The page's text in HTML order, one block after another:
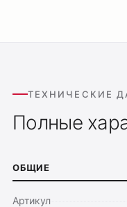
ТЕХНИЧЕСКИЕ
Полные
ОБЩИЕ
Артикул